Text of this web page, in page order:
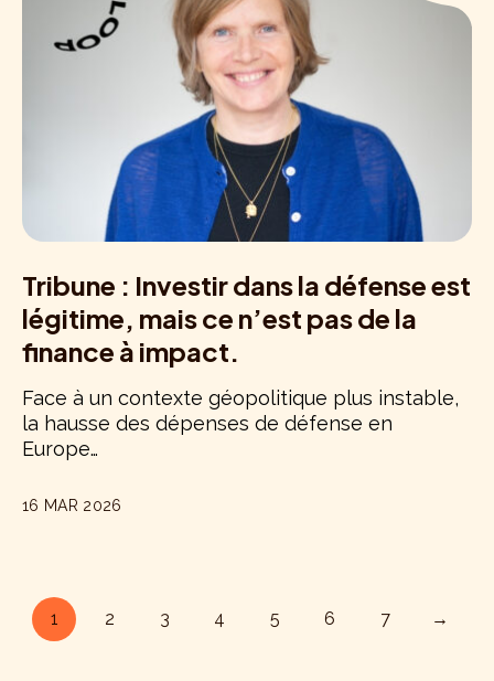
Tribune : Investir dans la défense est
légitime, mais ce n’est pas de la
finance à impact.
Face à un contexte géopolitique plus instable,
la hausse des dépenses de défense en
Europe…
16 MAR 2026
1 2 3 4 5 6 7 →